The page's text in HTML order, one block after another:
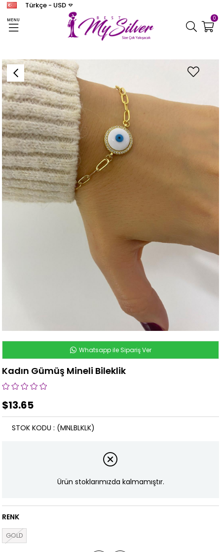
MENU
Türkçe - USD
0
Kadın Gümüş Mineli Bileklik
Whatsapp ile Sipariş Ver
Kadın Gümüş Mineli Bileklik
$13.65
(MNLBLKLK)
STOK KODU
Ürün stoklarımızda kalmamıştır.
RENK
GOLD